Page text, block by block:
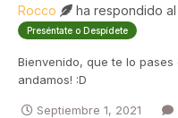
Rocco ha respondido
Preséntate o Despídete
Bienvenido, que te lo
andamos! :D
Septiembre 1, 2021